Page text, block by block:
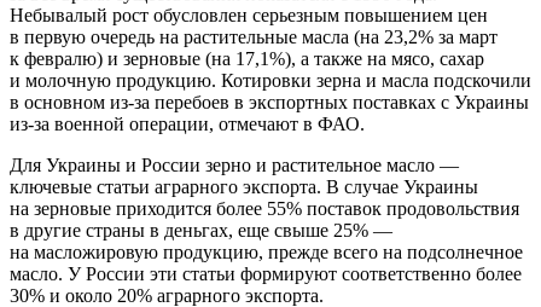
Небывалый рост обусловлен серьезным повышением цен
в первую очередь на растительные масла (на 23,2% за март
к февралю) и зерновые (на 17,1%), а также на мясо, сахар
и молочную продукцию. Котировки зерна и масла подскочили
в основном из-за перебоев в экспортных поставках с Украины
из-за военной операции, отмечают в ФАО.
Для Украины и России зерно и растительное масло —
ключевые статьи аграрного экспорта. В случае Украины
на зерновые приходится более 55% поставок продовольствия
в другие страны в деньгах, еще свыше 25% —
на масложировую продукцию, прежде всего на подсолнечное
масло. У России эти статьи формируют соответственно более
30% и около 20% аграрного экспорта.